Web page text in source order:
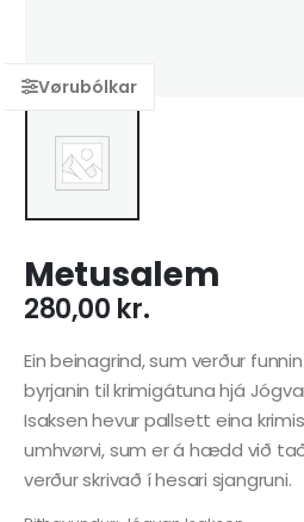
Metusalem
280,00 kr.
Ein beinagrind, sum verður
byrjanin til krimigátuna hjá
Isaksen hevur pallsett eina
umhvørvi, sum er á hædd við
verður skrivað í hesari sjangruni.